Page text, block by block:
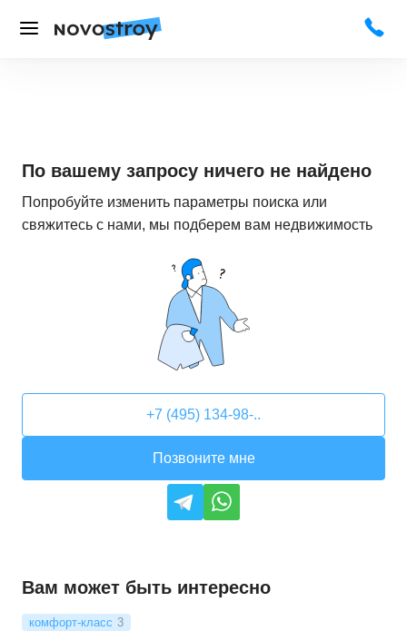
По вашему запросу ничего не найдено
Попробуйте изменить параметры поиска или
свяжитесь с нами, мы подберем вам недвижимость
+7 (495) 134-98-..
Позвоните мне
Вам может быть интересно
комфорт-класс 3